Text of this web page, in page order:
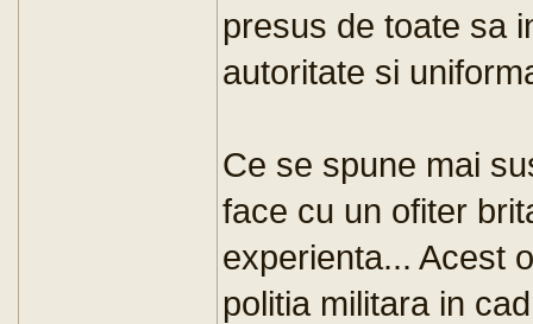
presus de toate sa
autoritate si
Ce se spune mai
face cu un ofiter
experienta... Acest
politia militara in